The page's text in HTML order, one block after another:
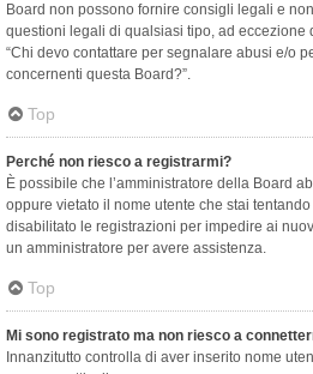
Board non possono fornire consigli legali e
questioni legali di qualsiasi tipo, ad
“Chi devo contattare per segnalare abusi e/o
concernenti questa Board?”.
Top
Perché non riesco a registrarmi?
È possibile che l’amministratore della Board
oppure vietato il nome utente che stai
disabilitato le registrazioni per impedire ai
un amministratore per avere assistenza.
Top
Mi sono registrato ma non riesco a
Innanzitutto controlla di aver inserito nome